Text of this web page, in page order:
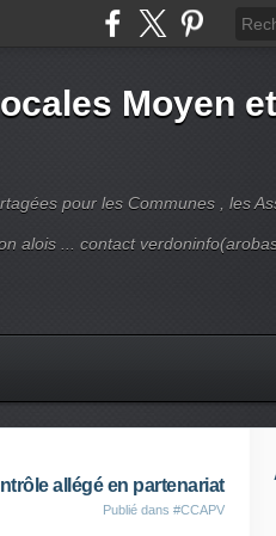
Moyen
pour les Communes , les
alois ... contact
allégé en partenariat
Publié dans #CCAPV